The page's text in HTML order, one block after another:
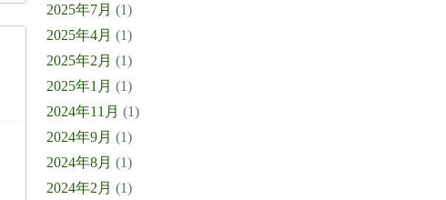
2025年7月 (1)
2025年4月 (1)
2025年2月 (1)
2025年1月 (1)
2024年11月 (1)
2024年9月 (1)
2024年8月 (1)
2024年2月 (1)